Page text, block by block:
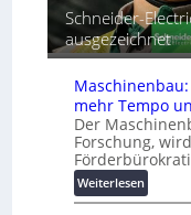
a
t
i
i
e
r
u
n
g
e
i
h
G
e
r
t
e
s
c
h
u
t
Schneider-
ausgezeichnet
mehr Tempo
Der
Forschung,
Weiterlesen:
M